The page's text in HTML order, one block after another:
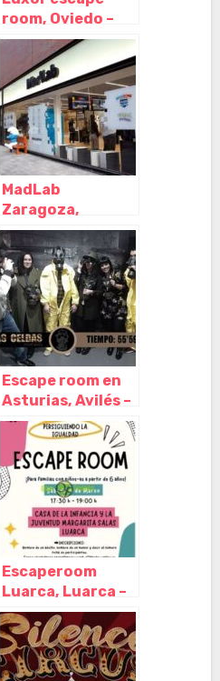
room, Oviedo –
Asturias
MadLab
Zaragoza,
Zaragoza –
Zaragoza
Escape room en
Asturias, Avilés –
Las Celdas, Avilés
– Asturias
Escaperoom
Luarca, Luarca –
Asturias